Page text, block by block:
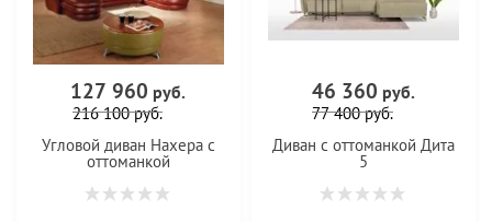
127 960 руб.
216 100руб.
Угловой диван Нахера с
оттоманкой
46 360 руб.
77 400руб.
Диван с оттоманкой Дита
5